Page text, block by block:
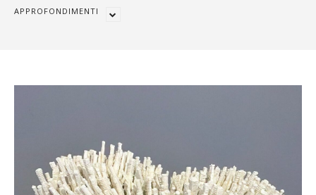
APPROFONDIMENTI